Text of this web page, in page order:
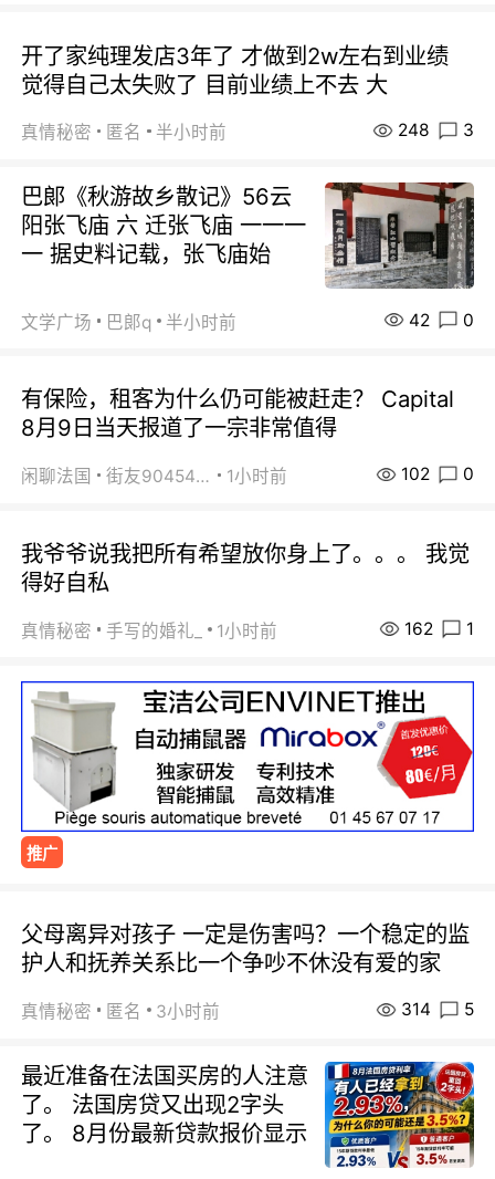
开了家纯理发店3年了 才做到2w左右到业绩
觉得自己太失败了 目前业绩上不去 大
真情秘密 匿名 半小时前 248 3
巴郞《秋游故乡散记》56云
阳张飞庙 六 迁张飞庙 一一一
一 据史料记载，张飞庙始
文学广场 巴郞q 半小时前 42 0
有保险，租客为什么仍可能被赶走？ Capital
8月9日当天报道了一宗非常值得
闲聊法国 街友90454511 1小时前 102 0
我爷爷说我把所有希望放你身上了。。。 我觉
得好自私
真情秘密 手写的婚礼_ 1小时前 162 1
推广
父母离异对孩子 一定是伤害吗？一个稳定的监
护人和抚养关系比一个争吵不休没有爱的家
真情秘密 匿名 3小时前 314 5
最近准备在法国买房的人注意
了。 法国房贷又出现2字头
了。 8月份最新贷款报价显示